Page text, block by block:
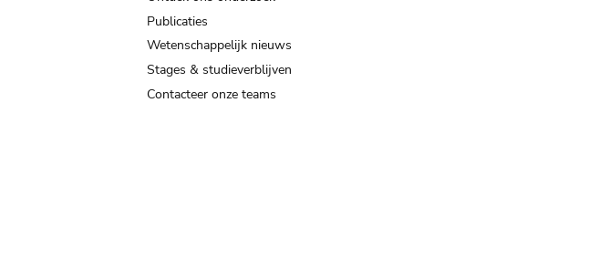
Publicaties
Wetenschappelijk nieuws
Stages & studieverblijven
Contacteer onze teams